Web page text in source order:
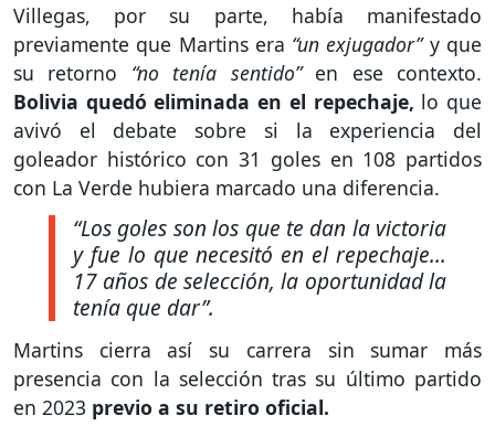
Villegas, por su parte, había manifestado
previamente que Martins era “un exjugador”y que
su retorno “no tenía sentido”en ese contexto.
Bolivia quedó eliminada en el repechaje, lo que
avivó el debate sobre si la experiencia del
goleador histórico con 31 goles en 108 partidos
con La Verde hubiera marcado una diferencia.
“Los goles son los que te dan la victoria
y fue lo que necesitó en el repechaje...
17 años de selección, la oportunidad la
tenía que dar”.
Martins cierra así su carrera sin sumar más
presencia con la selección tras su último partido
en 2023 previo a su retiro oficial.